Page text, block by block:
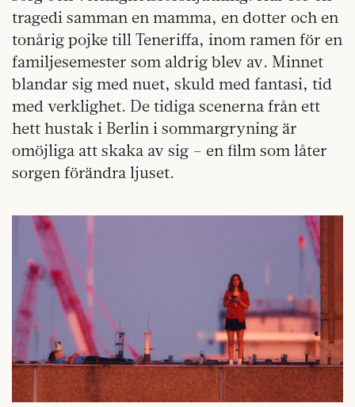
tragedi samman en mamma, en dotter och en
tonårig pojke till Teneriffa, inom ramen för en
familjesemester som aldrig blev av. Minnet
blandar sig med nuet, skuld med fantasi, tid
med verklighet. De tidiga scenerna från ett
hett hustak i Berlin i sommargryning är
omöjliga att skaka av sig – en film som låter
sorgen förändra ljuset.